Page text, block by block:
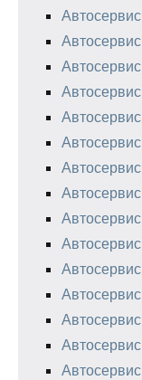
Автосервис
Автосервис
Автосервис
Автосервис
Автосервис
Автосервис
Автосервис
Автосервис
Автосервис
Автосервис
Автосервис
Автосервис
Автосервис
Автосервис
Автосервис